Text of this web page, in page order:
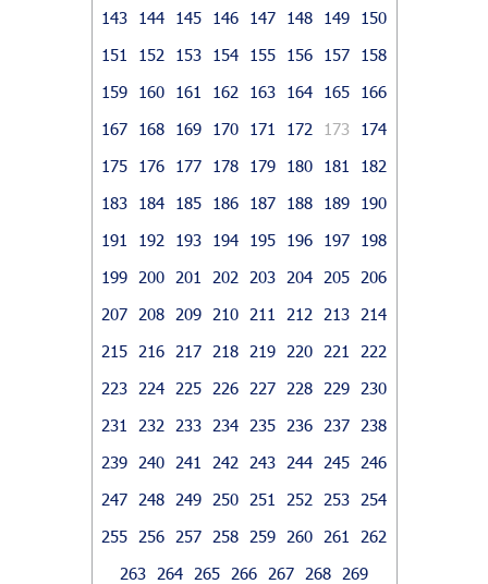
143
144 145 146 147 148 149
150
151
152 153 154 155 156 157
158
159
160 161 162 163 164 165
166
167
168 169 170 171 172 173
174
175
176 177 178 179 180 181
182
183
184 185 186 187 188 189
190
191
192 193 194 195 196 197
198
199
200 201 202 203 204 205
206
207
208 209 210 211 212 213
214
215
216 217 218 219 220 221
222
223
224 225 226 227 228 229
230
231
232 233 234 235 236 237
238
239
240 241 242 243 244 245
246
247
248 249 250 251 252 253
254
255
256 257 258 259 260 261
262
263
264 265 266 267 268 269